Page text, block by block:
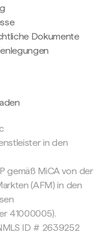
Dokumente
in den
gemäß MiCA von der
(AFM) in den
41000005).
ID # 2639252